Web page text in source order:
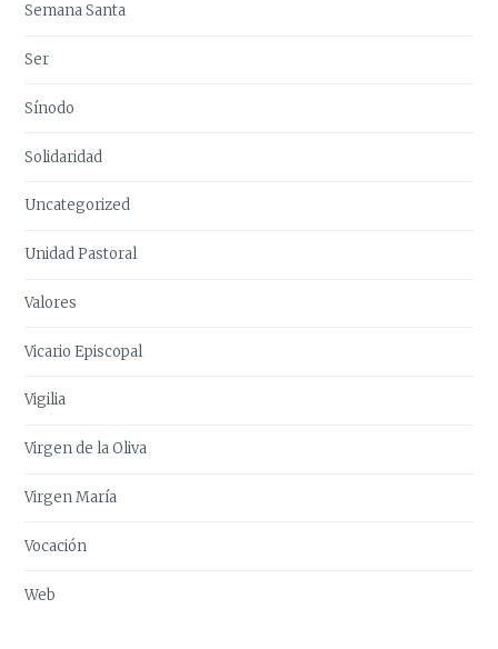
Semana Santa
Ser
Sínodo
Solidaridad
Uncategorized
Unidad Pastoral
Valores
Vicario Episcopal
Vigilia
Virgen de la Oliva
Virgen María
Vocación
Web